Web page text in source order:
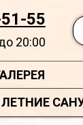
55
20:00
ЛЕТНИЕ